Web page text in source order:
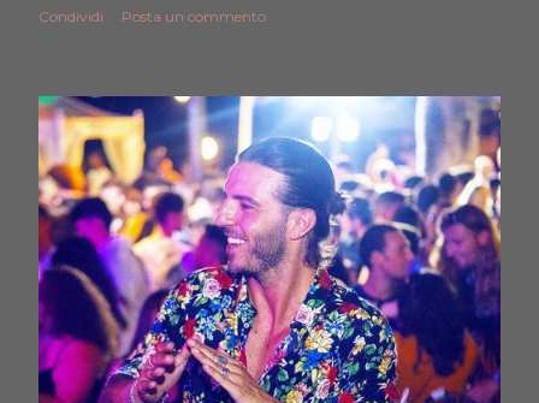
Condividi Posta un commento